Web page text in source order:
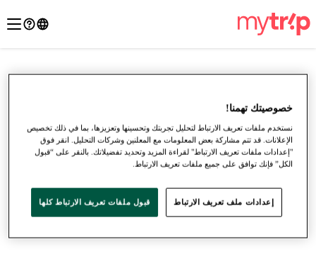
●
●
●
خصوصيتك تهمنا!
نستخدم ملفات تعريف الارتباط لتحليل تجربتك وتحسينها وتعزيزها، بما في ذلك تخصيص
الإعلانات. قد تتم مشاركة بعض المعلومات مع المعلنين وشركات التحليل. انقر فوق
"إعدادات ملفات تعريف الارتباط" لقراءة المزيد وتحديد تفضيلاتك. بالنقر على “قبول
الكل” فإنك توافق على جميع ملفات تعريف الارتباط.
إعدادات ملف تعريف الارتباط قبول ملفات تعريف الارتباط كلها